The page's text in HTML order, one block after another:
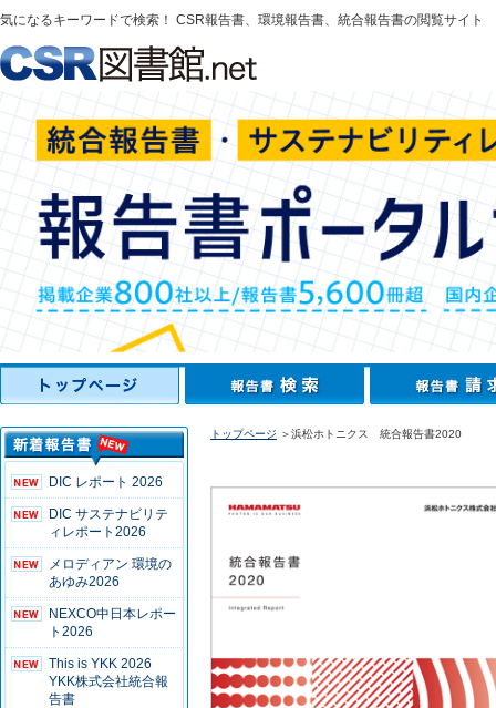
気になるキーワードで検索！ CSR報告書、環境報告書、統合報告書の閲覧サイト
DIC レポート 2026
DIC サステナビリテ
ィレポート2026
メロディアン 環境の
あゆみ2026
NEXCO中日本レポー
ト2026
This is YKK 2026
YKK株式会社統合報
告書
トップページ ＞浜松ホトニクス 統合報告書2020